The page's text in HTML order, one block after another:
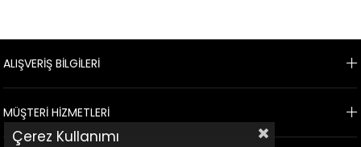
ALIŞVERİŞ BİLGİLERİ
MÜŞTERİ HİZMETLERİ
Çerez Kullanımı